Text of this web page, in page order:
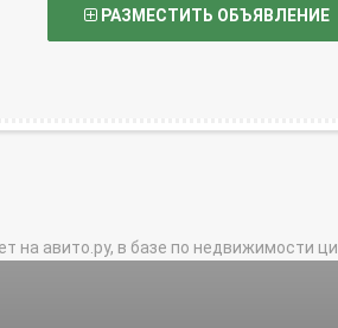
РАЗМЕСТИТЬ ОБЪЯВЛЕНИЕ
на авито.ру, в базе по недвижимости